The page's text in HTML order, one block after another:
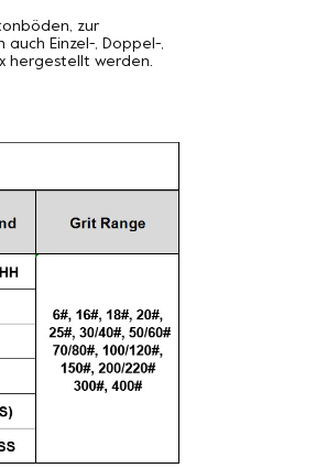
zur
Einzel-, Doppel-,
hergestellt werden.